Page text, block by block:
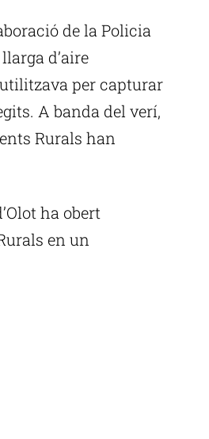
de la Policia
d’aire
per capturar
A banda del verí,
Rurals han
ha obert
en un